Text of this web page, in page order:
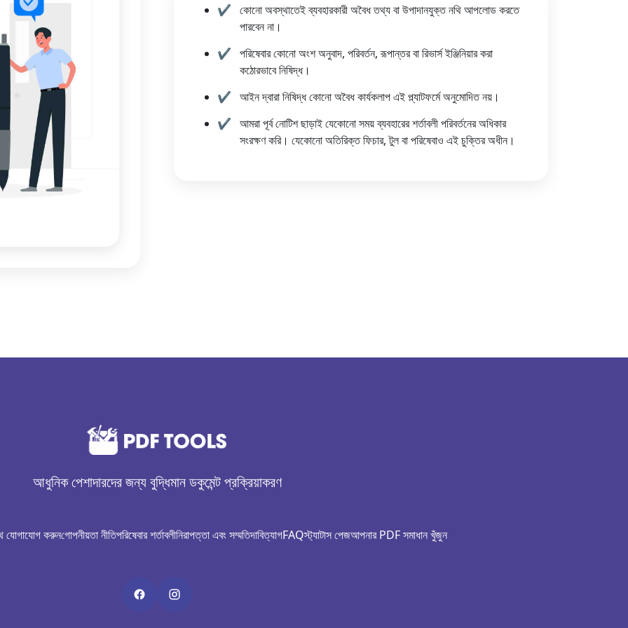
কোনো অবস্থাতেই ব্যবহারকারী অবৈধ তথ্য বা উপাদানযুক্ত নথি আপলোড করতে
পারবেন না।
পরিষেবার কোনো অংশ অনুবাদ, পরিবর্তন, রূপান্তর বা রিভার্স ইঞ্জিনিয়ার করা
কঠোরভাবে নিষিদ্ধ।
আইন দ্বারা নিষিদ্ধ কোনো অবৈধ কার্যকলাপ এই প্ল্যাটফর্মে অনুমোদিত নয়।
আমরা পূর্ব নোটিশ ছাড়াই যেকোনো সময় ব্যবহারের শর্তাবলী পরিবর্তনের অধিকার
সংরক্ষণ করি। যেকোনো অতিরিক্ত ফিচার, টুল বা পরিষেবাও এই চুক্তির অধীন।
আধুনিক পেশাদারদের জন্য বুদ্ধিমান ডকুমেন্ট প্রক্রিয়াকরণ
যোগাযোগ করুনগোপনীয়তা নীতিপরিষেবার শর্তাবলীনিরাপত্তা এবং সম্মতিদাবিত্যাগFAQস্ট্যাটাস পেজআপনার PDF সমাধান খুঁজুন